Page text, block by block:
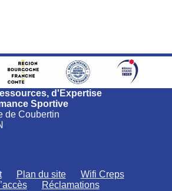
d'Expertise
Sportive
de Coubertin
Plan du site
Wifi Creps
Réclamations